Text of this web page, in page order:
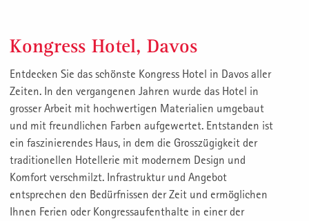
Kongress Hotel, Davos
Entdecken Sie das schönste Kongress Hotel in Davos aller
Zeiten. In den vergangenen Jahren wurde das Hotel in
grosser Arbeit mit hochwertigen Materialien umgebaut
und mit freundlichen Farben aufgewertet. Entstanden ist
ein faszinierendes Haus, in dem die Grosszügigkeit der
traditionellen Hotellerie mit modernem Design und
Komfort verschmilzt. Infrastruktur und Angebot
entsprechen den Bedürfnissen der Zeit und ermöglichen
Ihnen Ferien oder Kongressaufenthalte in einer der